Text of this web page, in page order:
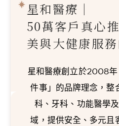
星和醫療｜
50萬客戶真心
美與大健康服
星和醫療創立於2008
件事」的品牌理念，整
科、牙科、功能醫學
域，提供安全、多元且